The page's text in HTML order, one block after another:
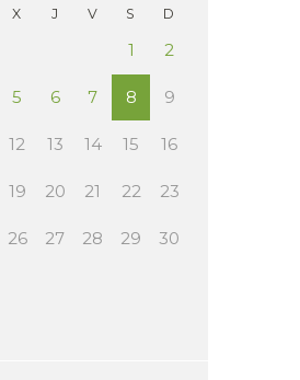
X J V S D
1 2
5 6 7 8 9
12 13 14 15 16
19 20 21 22 23
26 27 28 29 30